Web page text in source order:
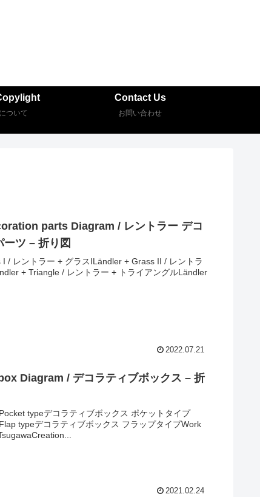
ついて
Contact Us
お問い合わせ
parts Diagram / レントラー デコ
ーツ – 折り図
/ レントラー + グラスILändler + Grass II / レントラ
+ Triangle / レントラー + トライアングルLändler
2022.07.21
Diagram / デコラティブボックス – 折
typeデコラティブボックス ポケットタイプ
typeデコラティブボックス フラップタイプWork
2021.02.24